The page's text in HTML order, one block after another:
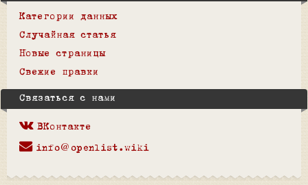
Категории данных
Случайная статья
Новые страницы
Свежие правки
Связаться с нами
ВКонтакте
info@openlist.wiki